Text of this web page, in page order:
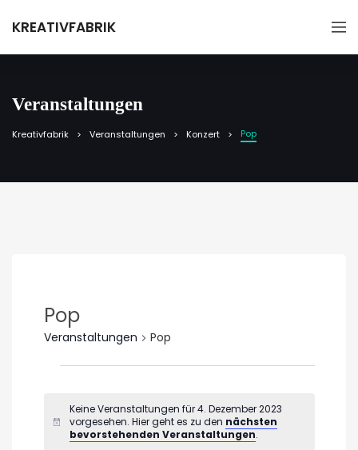
KREATIVFABRIK
Veranstaltungen
Kreativfabrik Veranstaltungen Konzert Pop
Pop
Veranstaltungen Pop
für
4.
Hinweis
Keine Veranstaltungen für 4. Dezember 2023
vorgesehen. Hier geht es zu den nächsten
bevorstehenden Veranstaltungen.